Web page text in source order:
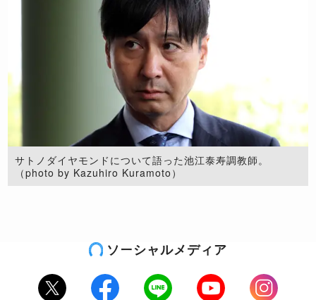
サトノダイヤモンドについて語った池江泰寿調教師。
（photo by Kazuhiro Kuramoto）
ソーシャルメディア